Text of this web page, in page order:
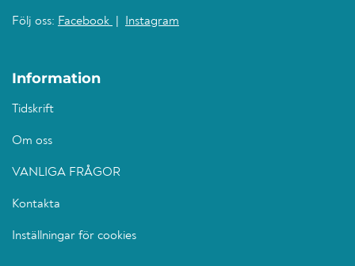
Följ oss: Facebook Instagram
Information
Tidskrift
Om oss
VANLIGA FRÅGOR
Kontakta
Inställningar för cookies